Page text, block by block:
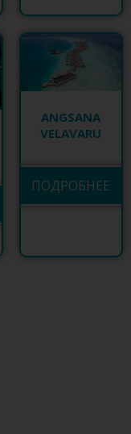
ANGSANA
VELAVARU
ПОДРОБНЕЕ